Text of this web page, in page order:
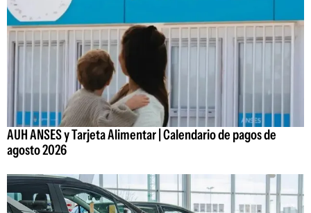
AUH ANSES y Tarjeta Alimentar | Calendario de pagos de
agosto 2026